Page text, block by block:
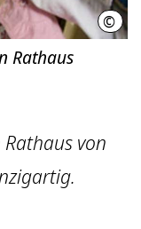
©
Rathaus
von